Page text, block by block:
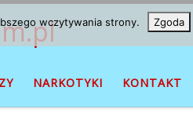
NARKOTYKI KONTAKT
wczytywania strony. Zgoda